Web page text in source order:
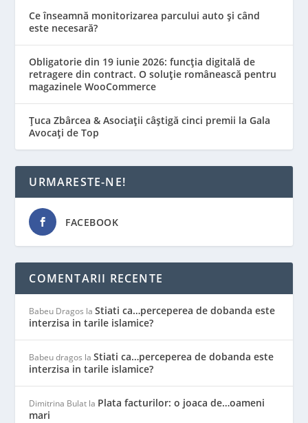
Ce înseamnă monitorizarea parcului auto și când
este necesară?
Obligatorie din 19 iunie 2026: funcția digitală de
retragere din contract. O soluție românească pentru
magazinele WooCommerce
Țuca Zbârcea & Asociații câștigă cinci premii la Gala
Avocați de Top
URMARESTE-NE!
FACEBOOK
COMENTARII RECENTE
Babeu Dragos laStiati ca…perceperea de dobanda este
interzisa in tarile islamice?
Babeu dragos laStiati ca…perceperea de dobanda este
interzisa in tarile islamice?
Dimitrina Bulat la Plata facturilor: o joaca de…oameni
mari